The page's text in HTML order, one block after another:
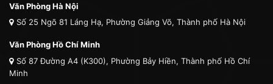
Văn Phòng Hà Nội
Số 25 Ngõ 81 Láng Hạ, Phường Giảng Võ, Thành phố Hà Nội
Văn Phòng Hồ Chí Minh
Số 87 Đường A4 (K300), Phường Bảy Hiền, Thành phố Hồ Chí
Minh